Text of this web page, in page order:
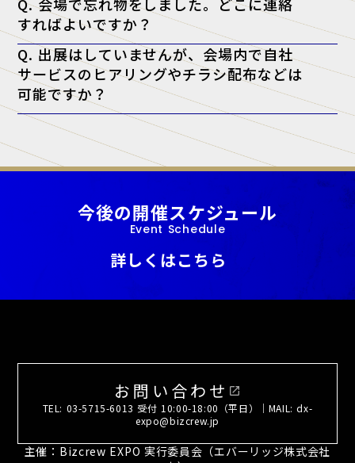
Q. 会場で忘れ物をしました。どこに連絡
すればよいですか？
A. 忘れ物に関しては、会場となった施設へ直接お問い合わせをお願い
いたします。
Q. 出展はしていませんが、会場内で自社
サービスのヒアリングやチラシ配布などは
可能ですか？
A. 当展示会では、正規出展者様以外の許可のない営業・宣伝活動を一
切禁止しております。
今後の開催スケジュール
Event Schedule
詳しくはこちら
お問い合わせ open_in_new
TEL: 03-5715-6013 受付 10:00-18:00（平日）｜MAIL: dx-
expo@bizcrew.jp
主催：Bizcrew EXPO 実行委員会（エバーリッジ株式会社